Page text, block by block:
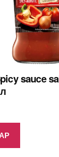
sauce